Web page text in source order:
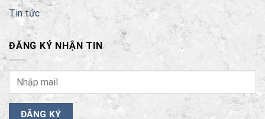
Tin tức
ĐĂNG KÝ NHẬN TIN